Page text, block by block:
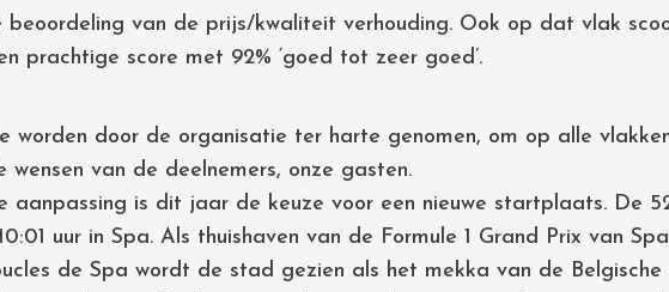
beoordeling van de prijs/kwaliteit verhouding. Ook op dat vlak
prachtige score met 92% ‘goed tot zeer goed’.
worden door de organisatie ter harte genomen, om op alle
van de deelnemers, onze gasten.
aanpassing is dit jaar de keuze voor een nieuwe startplaats. De
uur in Spa. Als thuishaven van de Formule 1 Grand Prix van
de Spa wordt de stad gezien als het mekka van de Belgische